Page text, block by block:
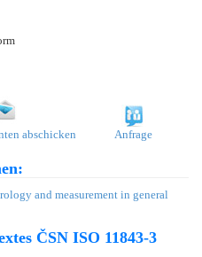
abschicken Anfrage
and measurement in general
ČSN ISO 11843-3